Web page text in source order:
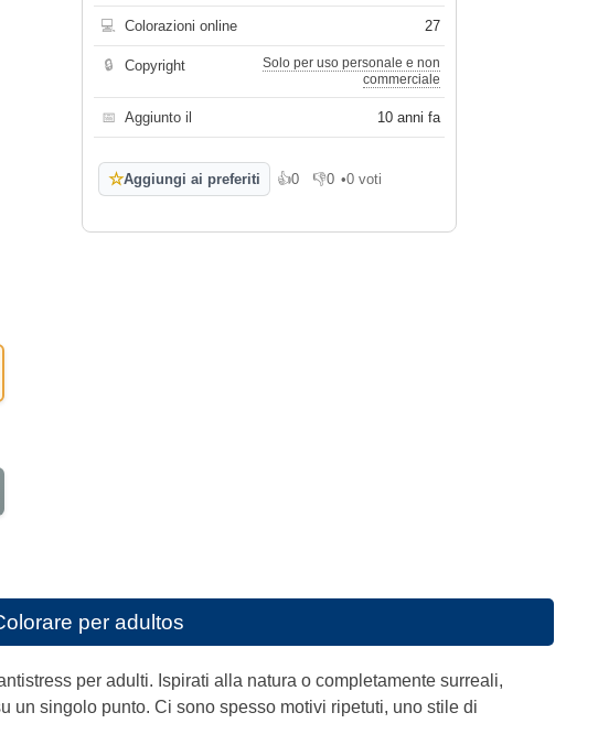
💻 Colorazioni online 27
🔒 Copyright
Solo per uso personale e non
commerciale
📅 Aggiunto il 10 anni fa
☆Aggiungi ai preferiti 👍0
Mi piace
👎0
Non mi piace
•0 voti
per adultos
per adulti. Ispirati alla natura o completamente surreali,
un singolo punto. Ci sono spesso motivi ripetuti, uno stile di